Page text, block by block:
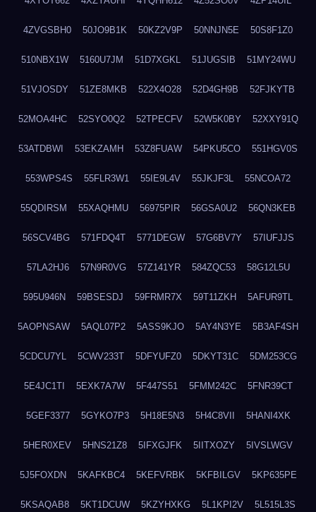
4ZVGSBH0 50JO9B1K 50KZ2V9P 50NNJN5E 50S8F1Z0
510NBX1W 5160U7JM 51D7XGKL 51JUGSIB 51MY24WU
51VJOSDY 51ZE8MKB 522X4O28 52D4GH9B 52FJKYTB
52MOA4HC 52SYO0Q2 52TPECFV 52W5K0BY 52XXY91Q
53ATDBWI 53EKZAMH 53Z8FUAW 54PKU5CO 551HGV0S
553WPS4S 55FLR3W1 55IE9L4V 55JKJF3L 55NCOA72
55QDIRSM 55XAQHMU 56975PIR 56GSA0U2 56QN3KEB
56SCV4BG 571FDQ4T 5771DEGW 57G6BV7Y 57IUFJJS
57LA2HJ6 57N9R0VG 57Z141YR 584ZQC53 58G12L5U
595U946N 59BSESDJ 59FRMR7X 59T11ZKH 5AFUR9TL
5AOPNSAW 5AQL07P2 5ASS9KJO 5AY4N3YE 5B3AF4SH
5CDCU7YL 5CWV233T 5DFYUFZ0 5DKYT31C 5DM253CG
5E4JC1TI 5EXK7A7W 5F447S51 5FMM242C 5FNR39CT
5GEF3377 5GYKO7P3 5H18E5N3 5H4C8VII 5HANI4XK
5HER0XEV 5HNS21Z8 5IFXGJFK 5IITXOZY 5IVSLWGV
5J5FOXDN 5KAFKBC4 5KEFVRBK 5KFBILGV 5KP635PE
5KSAQAB8 5KT1DCUW 5KZYHXKG 5L1KPI2V 5L515L3S